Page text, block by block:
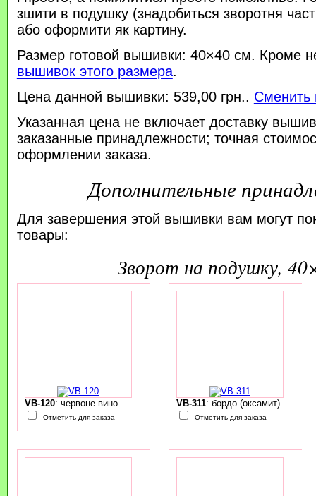
зшити в подушку (знадобиться зворотня
або оформити як картину.
Размер готовой вышивки: 40×40 см. Кроме
вышивок этого размера.
Цена данной вышивки: 539,00 грн.. Сменить
Указанная цена не включает доставку
заказанные принадлежности; точная
оформлении заказа.
Дополнительные
Для завершения этой вышивки вам могут
товары:
зворот на подушку,
VB-120: червоне вино
Отметить для заказа
VB-311: бордо (оксамит)
Отметить для заказа